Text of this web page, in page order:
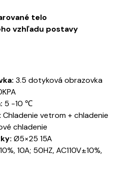
telo
vzhľadu postavy
3.5 dotyková obrazovka
5 -10 ℃
Chladenie vetrom + chladenie
chladenie
Ø5×25 15A
10A; 50HZ, AC110V±10%,